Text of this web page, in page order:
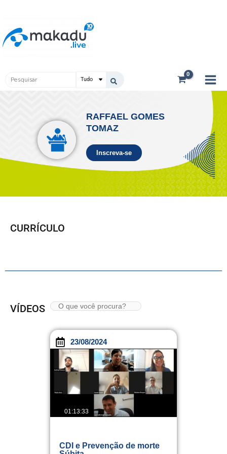
conteúdo
Pesquisar
RAFFAEL GOMES
TOMAZ
Inscreva-se
CURRÍCULO
VÍDEOS
23/08/2024
01:13:33
CDI e Prevenção de morte